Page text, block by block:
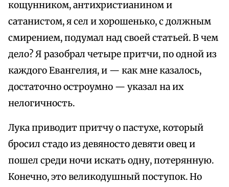
кощунником, антихристианином и
сатанистом, я сел и хорошенько, с должным
смирением, подумал над своей статьей. В чем
дело? Я разобрал четыре притчи, по одной из
каждого Евангелия, и — как мне казалось,
достаточно остроумно — указал на их
нелогичность.
Лука приводит притчу о пастухе, который
бросил стадо из девяносто девяти овец и
пошел среди ночи искать одну, потерянную.
Конечно, это великодушный поступок. Но